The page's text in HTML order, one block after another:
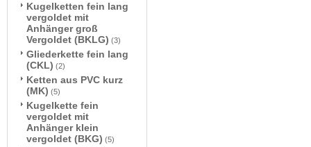
Kugelketten fein lang
vergoldet mit
Anhänger groß
Vergoldet (BKLG) (3)
Gliederkette fein lang
(CKL) (2)
Ketten aus PVC kurz
(MK) (5)
Kugelkette fein
vergoldet mit
Anhänger klein
vergoldet (BKG) (5)